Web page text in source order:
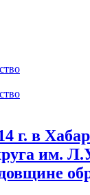
г. в
им.